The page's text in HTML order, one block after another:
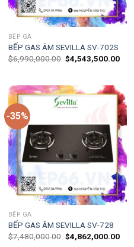
BẾP GA
BẾP GAS ÂM SEVILLA SV-702S
$6,990,000.00 $4,543,500.00
-35%
BẾP GA
BẾP GAS ÂM SEVILLA SV-728
$7,480,000.00 $4,862,000.00